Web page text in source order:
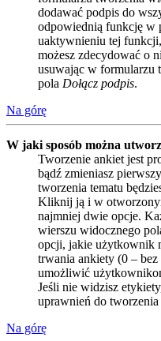
dodawać podpis do
odpowiednią funkcję w
uaktywnieniu tej
możesz zdecydować o
usuwając w formularzu
pola Dołącz podpis.
Na górę
W jaki sposób można
Tworzenie ankiet jest
bądź zmieniasz
tworzenia tematu
Kliknij ją i w
najmniej dwie opcje.
wierszu widocznego
opcji, jakie użytkownik
trwania ankiety (0 –
umożliwić
Jeśli nie widzisz
uprawnień do tworzenia
Na górę